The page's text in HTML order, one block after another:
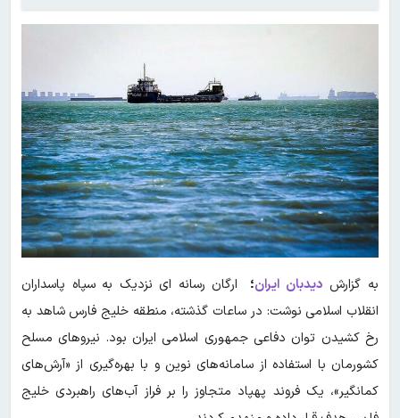
به گزارش دیدبان ایران؛
ارگان رسانه ای نزدیک به سپاه پاسداران
انقلاب اسلامی نوشت: در ساعات گذشته، منطقه خلیج فارس شاهد به
رخ کشیدن توان دفاعی جمهوری اسلامی ایران بود. نیروهای مسلح
کشورمان با استفاده از سامانه‌های نوین و با بهره‌گیری از «آرش‌های
کمانگیر»، یک فروند پهپاد متجاوز را بر فراز آب‌های راهبردی خلیج